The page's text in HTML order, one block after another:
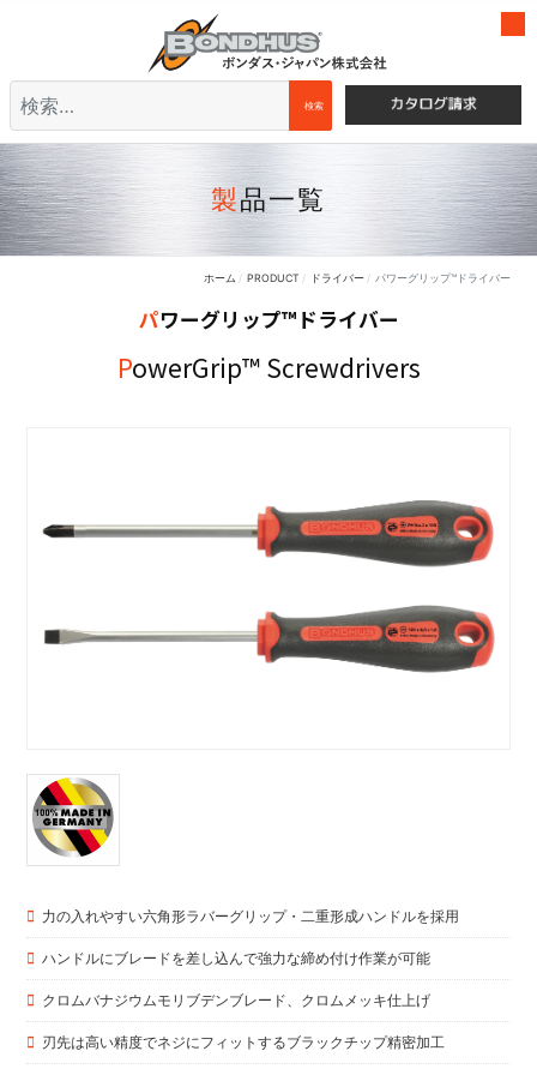
検索
検索
製品一覧
ホーム PRODUCT ドライバー パワーグリップ™ドライバー
パワーグリップ™ドライバー
PowerGrip™ Screwdrivers
力の入れやすい六角形ラバーグリップ・二重形成ハンドルを採用
ハンドルにブレードを差し込んで強力な締め付け作業が可能
クロムバナジウムモリブデンブレード、クロムメッキ仕上げ
刃先は高い精度でネジにフィットするブラックチップ精密加工